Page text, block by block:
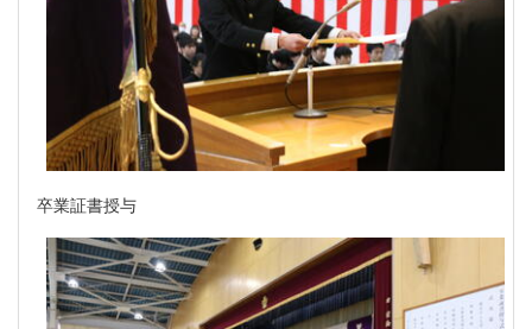
卒業証書授与